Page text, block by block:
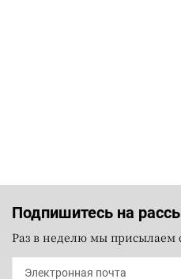
Подпишитесь на
Раз в неделю мы присылаем